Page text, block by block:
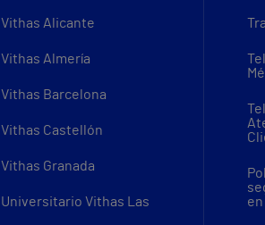
Alicante
Almería
Barcelona
Castellón
Granada
Vithas Las